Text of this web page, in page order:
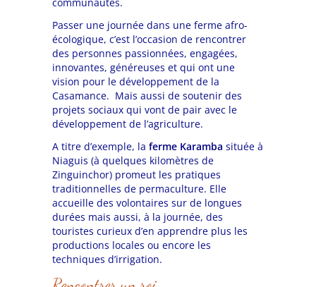
Passer une journée dans une ferme afro-
écologique, c’est l’occasion de rencontrer
des personnes passionnées, engagées,
innovantes, généreuses et qui ont une
vision pour le développement de la
Casamance. Mais aussi de soutenir des
projets sociaux qui vont de pair avec le
développement de l’agriculture.
A titre d’exemple, la ferme Karamba située à
Niaguis (à quelques kilomètres de
Zinguinchor) promeut les pratiques
traditionnelles de permaculture. Elle
accueille des volontaires sur de longues
durées mais aussi, à la journée, des
touristes curieux d’en apprendre plus les
productions locales ou encore les
techniques d’irrigation.